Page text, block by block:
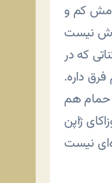
کم و
حدود 2 متر و عرضی بین ۱ تا ۱.۲۵ متر. اماکناتی که در
داره.
حمام هم
یعنی ۳۲ سال پیش در اوزاکای ژاپن